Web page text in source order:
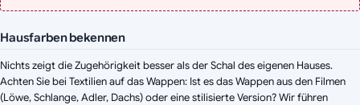
Hausfarben bekennen
Nichts zeigt die Zugehörigkeit besser als der Schal des eigenen Hauses.
Achten Sie bei Textilien auf das Wappen: Ist es das Wappen aus den Filmen
(Löwe, Schlange, Adler, Dachs) oder eine stilisierte Version? Wir führen